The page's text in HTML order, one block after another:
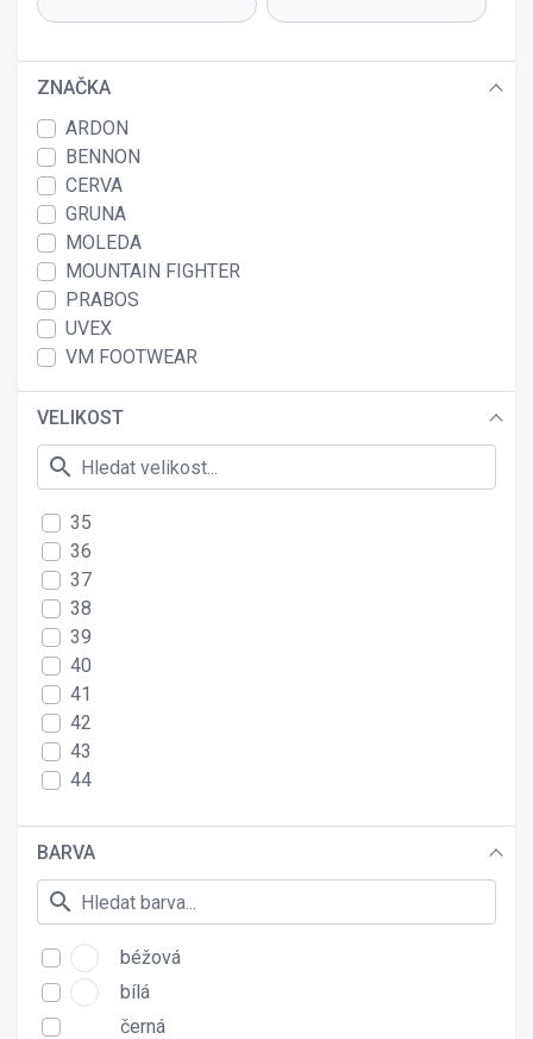
ZNAČKA
ARDON
BENNON
CERVA
GRUNA
MOLEDA
MOUNTAIN FIGHTER
PRABOS
UVEX
VM FOOTWEAR
VELIKOST
search
35
36
37
38
39
40
41
42
43
44
47
48
49
50
51
52
BARVA
search
béžová
bílá
černá